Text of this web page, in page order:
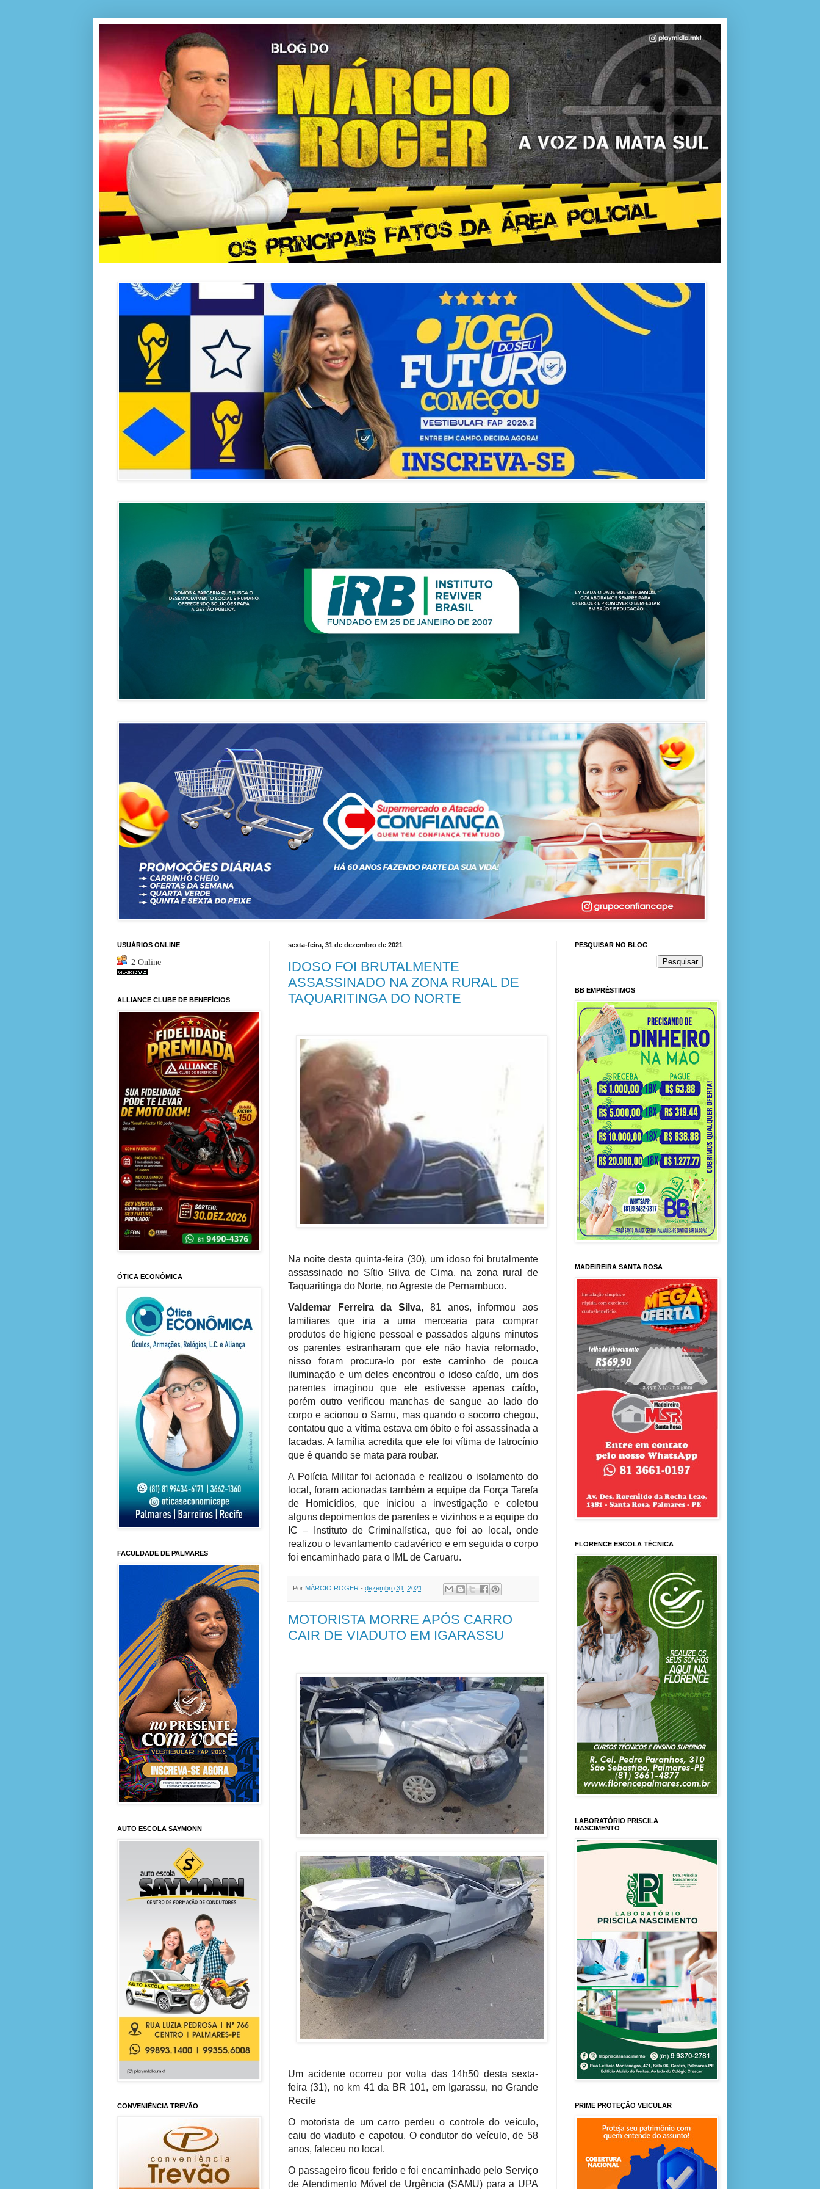
sexta-feira, 31 de dezembro de 2021
IDOSO FOI BRUTALMENTE
ASSASSINADO NA ZONA RURAL DE
TAQUARITINGA DO NORTE
Na noite desta quinta-feira (30), um idoso foi brutalmente
assassinado no Sítio Silva de Cima, na zona rural de
Taquaritinga do Norte, no Agreste de Pernambuco.
Valdemar Ferreira da Silva, 81 anos, informou aos
familiares que iria a uma mercearia para comprar
produtos de higiene pessoal e passados alguns minutos
os parentes estranharam que ele não havia retornado,
nisso foram procura-lo por este caminho de pouca
iluminação e um deles encontrou o idoso caído, um dos
parentes imaginou que ele estivesse apenas caído,
porém outro verificou manchas de sangue ao lado do
corpo e acionou o Samu, mas quando o socorro chegou,
contatou que a vítima estava em óbito e foi assassinada a
facadas. A família acredita que ele foi vítima de latrocínio
que é quando se mata para roubar.
A Polícia Militar foi acionada e realizou o isolamento do
local, foram acionadas também a equipe da Força Tarefa
de Homicídios, que iniciou a investigação e coletou
alguns depoimentos de parentes e vizinhos e a equipe do
IC – Instituto de Criminalística, que foi ao local, onde
realizou o levantamento cadavérico e em seguida o corpo
foi encaminhado para o IML de Caruaru.
Por MÁRCIO ROGER - dezembro 31, 2021
MOTORISTA MORRE APÓS CARRO
CAIR DE VIADUTO EM IGARASSU
Um acidente ocorreu por volta das 14h50 desta sexta-
feira (31), no km 41 da BR 101, em Igarassu, no Grande
Recife
O motorista de um carro perdeu o controle do veículo,
caiu do viaduto e capotou. O condutor do veículo, de 58
anos, faleceu no local.
O passageiro ficou ferido e foi encaminhado pelo Serviço
de Atendimento Móvel de Urgência (SAMU) para a UPA
USUÁRIOS ONLINE
2 Online
ALLIANCE CLUBE DE BENEFÍCIOS
ÓTICA ECONÔMICA
FACULDADE DE PALMARES
AUTO ESCOLA SAYMONN
CONVENIÊNCIA TREVÃO
PESQUISAR NO BLOG
BB EMPRÉSTIMOS
MADEIREIRA SANTA ROSA
FLORENCE ESCOLA TÉCNICA
LABORATÓRIO PRISCILA
NASCIMENTO
PRIME PROTEÇÃO VEICULAR